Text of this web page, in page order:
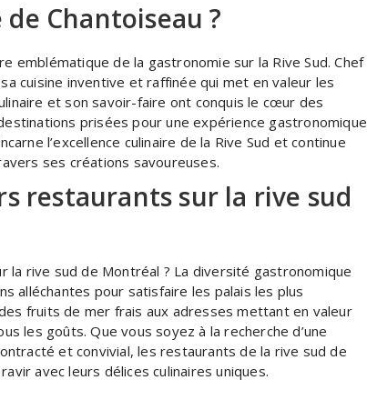
Chantoiseau ?
emblématique de la gastronomie sur la Rive Sud. Chef
cuisine inventive et raffinée qui met en valeur les
et son savoir-faire ont conquis le cœur des
prisées pour une expérience gastronomique
l’excellence culinaire de la Rive Sud et continue
ses créations savoureuses.
restaurants sur la rive sud
la rive sud de Montréal ? La diversité gastronomique
alléchantes pour satisfaire les palais les plus
fruits de mer frais aux adresses mettant en valeur
les goûts. Que vous soyez à la recherche d’une
et convivial, les restaurants de la rive sud de
avec leurs délices culinaires uniques.